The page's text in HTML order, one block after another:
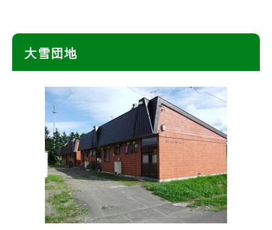
大雪団地